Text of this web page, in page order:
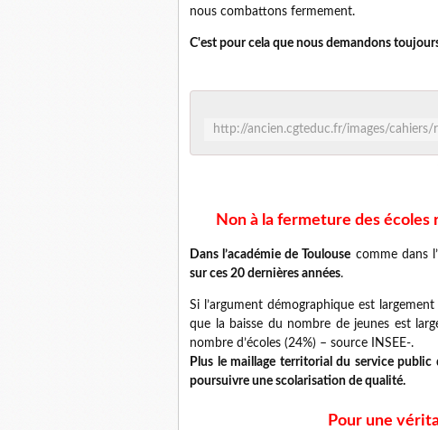
nous combattons fermement.
C'est pour cela que nous demandons
http://ancien.cgteduc.fr/images/
Non à la fermeture des
Dans l’académie de Toulouse comme dans
sur ces 20 dernières années.
Si l’argument démographique est
que la baisse du nombre de jeunes est
nombre d’écoles (24%) – source INSEE-.
Plus le maillage territorial du service public
poursuivre une scolarisation de qualité.
Pour une